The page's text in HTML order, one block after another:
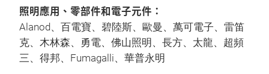
照明應用、零部件和電子元件：
Alanod、百電寶、碧陸斯、歐曼、萬可電子、雷笛
克、木林森、勇電、佛山照明、長方、太龍、超頻
三、得邦、Fumagalli、華普永明